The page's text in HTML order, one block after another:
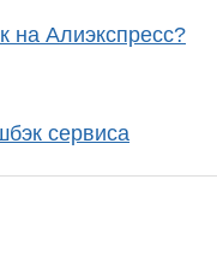
на Алиэкспресс?
сервиса